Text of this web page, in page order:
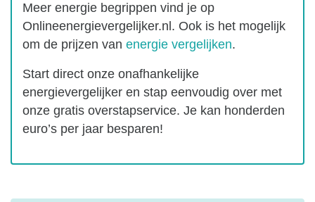
Meer energie begrippen vind je op
Onlineenergievergelijker.nl. Ook is het mogelijk
om de prijzen van energie vergelijken.
Start direct onze onafhankelijke
energievergelijker en stap eenvoudig over met
onze gratis overstapservice. Je kan honderden
euro’s per jaar besparen!